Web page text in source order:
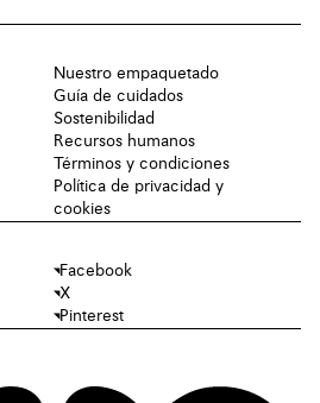
Nuestro empaquetado
Guía de cuidados
Sostenibilidad
Recursos humanos
Términos y condiciones
Política de privacidad y
cookies
Facebook
X
Pinterest